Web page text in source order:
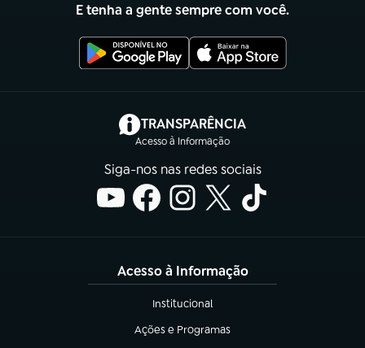
E tenha a gente sempre com você.
TRANSPARÊNCIA
Acesso à Informação
(abre em nova aba)
Siga-nos nas redes sociais
Acesso à Informação
Institucional
(abre em nova aba)
Ações e Programas
(abre em nova aba)